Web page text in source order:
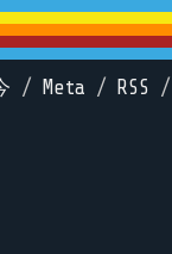
/ Meta / RSS /